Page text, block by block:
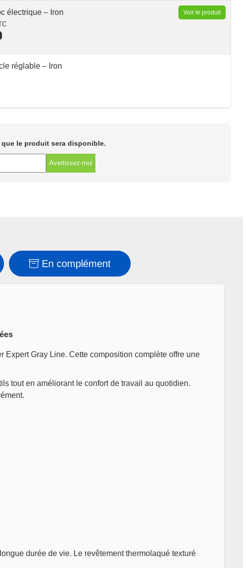
électrique – Iron Voir le produit
réglable – Iron
que le produit sera disponible.
Avertissez-moi
En complément
Expert Gray Line. Cette composition complète offre une
tout en améliorant le confort de travail au quotidien.
durée de vie. Le revêtement thermolaqué texturé